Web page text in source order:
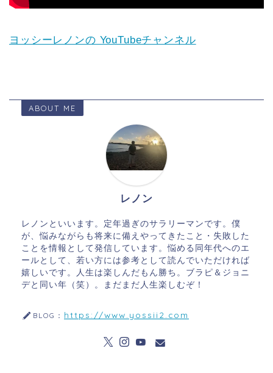
ヨッシーレノンの YouTubeチャンネル
ABOUT ME
レノン
レノンといいます。定年過ぎのサラリーマンです。僕
が、悩みながらも将来に備えやってきたこと・失敗した
ことを情報として発信しています。悩める同年代へのエ
ールとして、若い方には参考として読んでいただければ
嬉しいです。人生は楽しんだもん勝ち。ブラピ＆ジョニ
デと同い年（笑）。まだまだ人生楽しむぞ！
BLOG： https://www.yossii2.com